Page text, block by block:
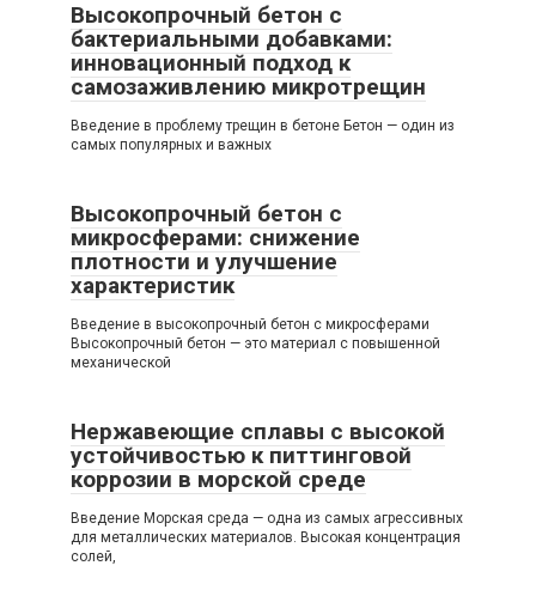
Высокопрочный бетон с
бактериальными добавками:
инновационный подход к
самозаживлению микротрещин
Введение в проблему трещин в бетоне Бетон — один из
самых популярных и важных
Высокопрочный бетон с
микросферами: снижение
плотности и улучшение
характеристик
Введение в высокопрочный бетон с микросферами
Высокопрочный бетон — это материал с повышенной
механической
Нержавеющие сплавы с высокой
устойчивостью к питтинговой
коррозии в морской среде
Введение Морская среда — одна из самых агрессивных
для металлических материалов. Высокая концентрация
солей,